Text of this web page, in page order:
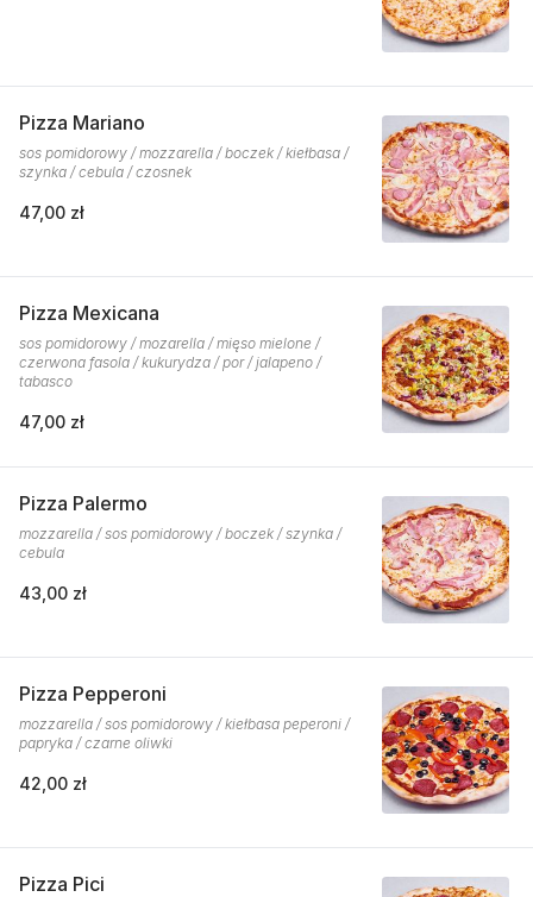
Pizza Mariano
sos pomidorowy / mozzarella / boczek / kiełbasa /
szynka / cebula / czosnek
47,00 zł
Pizza Mexicana
sos pomidorowy / mozarella / mięso mielone /
czerwona fasola / kukurydza / por / jalapeno /
tabasco
47,00 zł
Pizza Palermo
mozzarella / sos pomidorowy / boczek / szynka /
cebula
43,00 zł
Pizza Pepperoni
mozzarella / sos pomidorowy / kiełbasa peperoni /
papryka / czarne oliwki
42,00 zł
Pizza Pici